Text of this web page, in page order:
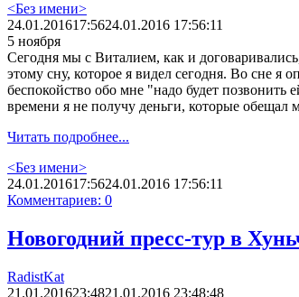
<Без имени>
24.01.201617:5624.01.2016 17:56:11
5 ноября
Сегодня мы с Виталием, как и
этому сну, которое я видел сегодня. Во сне
беспокойство обо мне "надо будет
времени я не получу деньги, которые обещал
Читать подробнее...
<Без имени>
24.01.201617:5624.01.2016 17:56:11
Комментариев: 0
Новогодний пресс-тур в
RadistKat
21.01.201623:4821.01.2016 23:48:48